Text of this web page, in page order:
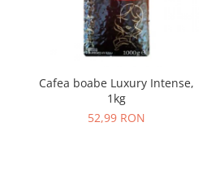
Cafea boabe Luxury Intense,
1kg
52,99 RON